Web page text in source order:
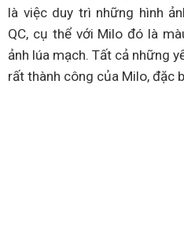
là việc duy trì những hình
QC, cụ thể với Milo đó là
ảnh lúa mạch. Tất cả những
rất thành công của Milo, đặc